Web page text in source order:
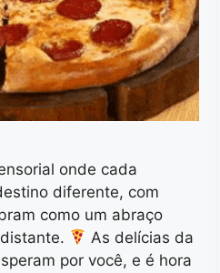
onde cada
diferente, com
como um abraço
As delícias da
por você, e é hora